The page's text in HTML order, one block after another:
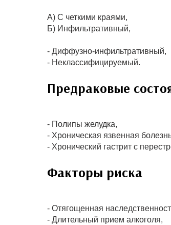
А) С четкими краями,
Б) Инфильтративный,
- Диффузно-инфильтративный,
- Неклассифицируемый.
Предраковые
- Полипы желудка,
- Хроническая язвенная
- Хронический гастрит с
Факторы риска
- Отягощенная
- Длительный прием алкоголя,